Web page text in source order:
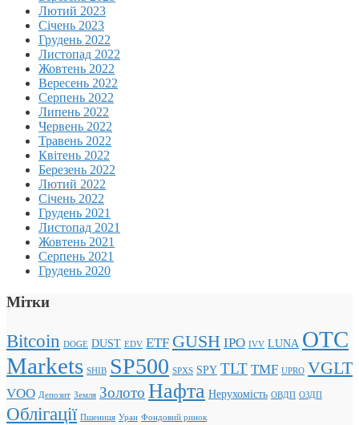
Лютий 2023
Січень 2023
Грудень 2022
Листопад 2022
Жовтень 2022
Вересень 2022
Серпень 2022
Липень 2022
Червень 2022
Травень 2022
Квітень 2022
Березень 2022
Лютий 2022
Січень 2022
Грудень 2021
Листопад 2021
Жовтень 2021
Серпень 2021
Грудень 2020
Мітки
Bitcoin DOGE DUST EDV ETF GUSH IPO IVV LUNA OTC
Markets SHIB SP500 SPXS SPY TLT TMF UPRO VGLT
VOO Депозит Земля Золото Нафта Нерухомість ОВДП ОЗДП
Облігації Пшениця Уран Фондовий ринок